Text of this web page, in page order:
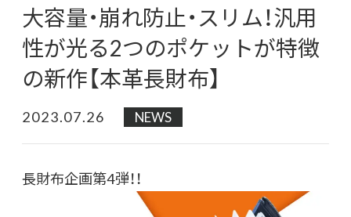
大容量・崩れ防止・スリム！汎用
性が光る2つのポケットが特徴
の新作【本革長財布】
2023.07.26 NEWS
長財布企画第4弾！！